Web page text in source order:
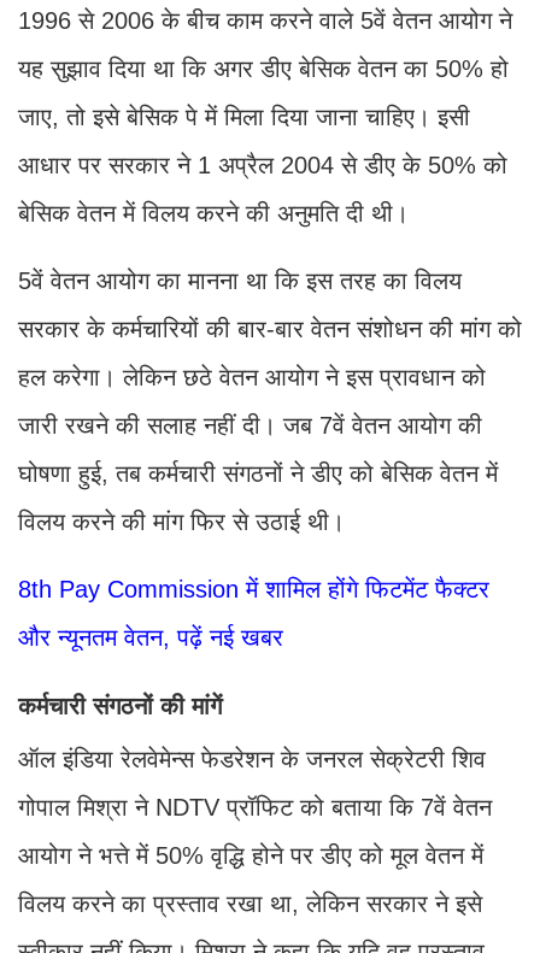
1996 से 2006 के बीच काम करने वाले 5वें वेतन आयोग ने
यह सुझाव दिया था कि अगर डीए बेसिक वेतन का 50% हो
जाए, तो इसे बेसिक पे में मिला दिया जाना चाहिए। इसी
आधार पर सरकार ने 1 अप्रैल 2004 से डीए के 50% को
बेसिक वेतन में विलय करने की अनुमति दी थी।
5वें वेतन आयोग का मानना था कि इस तरह का विलय
सरकार के कर्मचारियों की बार-बार वेतन संशोधन की मांग को
हल करेगा। लेकिन छठे वेतन आयोग ने इस प्रावधान को
जारी रखने की सलाह नहीं दी। जब 7वें वेतन आयोग की
घोषणा हुई, तब कर्मचारी संगठनों ने डीए को बेसिक वेतन में
विलय करने की मांग फिर से उठाई थी।
8th Pay Commission में शामिल होंगे फिटमेंट फैक्टर
और न्यूनतम वेतन, पढ़ें नई खबर
कर्मचारी संगठनों की मांगें
ऑल इंडिया रेलवेमेन्स फेडरेशन के जनरल सेक्रेटरी शिव
गोपाल मिश्रा ने NDTV प्रॉफिट को बताया कि 7वें वेतन
आयोग ने भत्ते में 50% वृद्धि होने पर डीए को मूल वेतन में
विलय करने का प्रस्ताव रखा था, लेकिन सरकार ने इसे